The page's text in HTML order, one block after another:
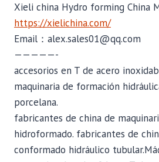
Xieli china Hydro forming China
https://xielichina.com/
Email：alex.sales01@qq.com
—————-
accesorios en T de acero
maquinaria de formación
porcelana.
fabricantes de china de
hidroformado. fabricantes de
conformado hidráulico